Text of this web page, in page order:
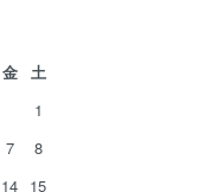
金
土
1
7
8
14 15